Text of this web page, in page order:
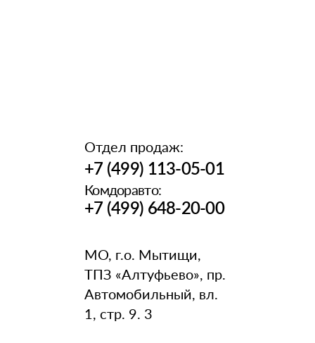
Отдел продаж:
+7 (499) 113-05-01
Комдоравто:
+7 (499) 648-20-00
МО, г.о. Мытищи,
ТПЗ «Алтуфьево», пр.
Автомобильный, вл.
1, стр. 9. 3